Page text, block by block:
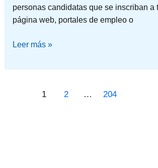
personas candidatas que se inscriban a
página web, portales de empleo o
Leer más »
1 2 … 204